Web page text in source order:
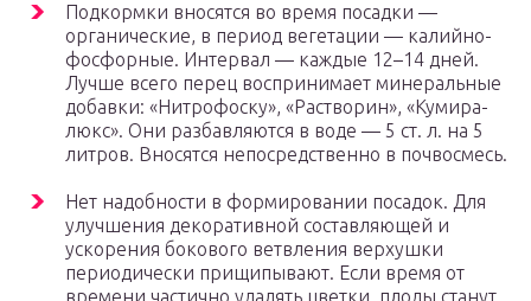
Подкормки вносятся во время посадки —
органические, в период вегетации — калийно-
фосфорные. Интервал — каждые 12–14 дней.
Лучше всего перец воспринимает минеральные
добавки: «Нитрофоску», «Растворин», «Кумира-
люкс». Они разбавляются в воде — 5 ст. л. на 5
литров. Вносятся непосредственно в почвосмесь.
Нет надобности в формировании посадок. Для
улучшения декоративной составляющей и
ускорения бокового ветвления верхушки
периодически прищипывают. Если время от
времени частично удалять цветки, плоды станут